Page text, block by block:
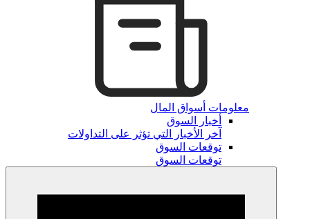
معلومات أسواق المال
أخبار السوق
آخر الأخبار التي تؤثر على التداولات
توقعات السوق
توقعات السوق